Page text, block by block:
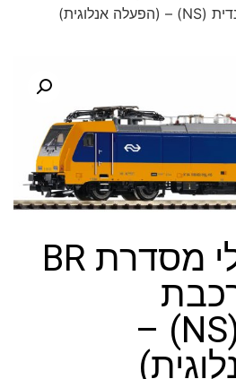
קטר חשמלי מסדרת BR
ההולנדית (NS) –